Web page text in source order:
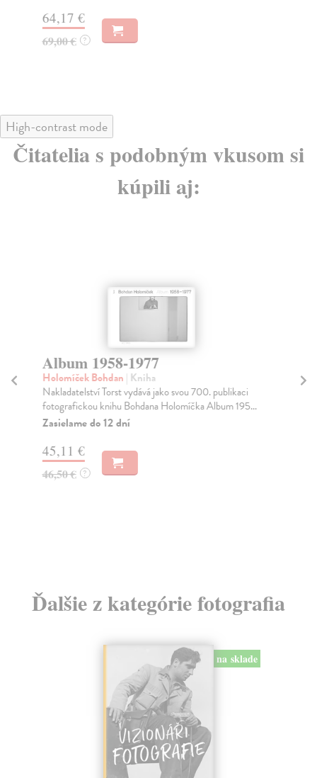
64,17 €
69,00 € ?
High-contrast mode
Čitatelia s podobným vkusom si
kúpili aj:
Album 1958-1977
Holomíček Bohdan | Kniha
Nakladatelství Torst vydává jako svou 700. publikaci
fotografickou knihu Bohdana Holomíčka Album 195...
Zasielame do 12 dní
45,11 €
46,50 € ?
Ďalšie z kategórie fotografia
na sklade